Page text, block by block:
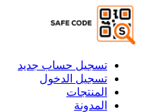
تسجيل حساب جديد
تسجيل الدخول
المنتجات
المدونة